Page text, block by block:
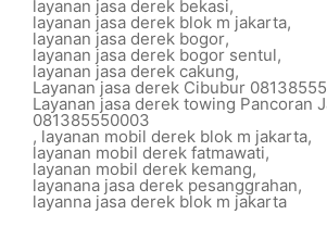
layanan jasa derek bekasi,
layanan jasa derek blok m jakarta,
layanan jasa derek bogor,
layanan jasa derek bogor sentul,
layanan jasa derek cakung,
Layanan jasa derek Cibubur
Layanan jasa derek towing Pancoran
081385550003
, layanan mobil derek blok m jakarta,
layanan mobil derek fatmawati,
layanan mobil derek kemang,
layanana jasa derek pesanggrahan,
layanna jasa derek blok m jakarta